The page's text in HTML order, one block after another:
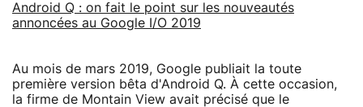
Android Q : on fait le point sur les nouveautés
annoncées au Google I/O 2019
Au mois de mars 2019, Google publiait la toute
première version bêta d'Android Q. À cette occasion,
la firme de Montain View avait précisé que le